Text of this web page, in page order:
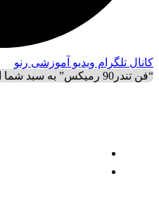
کانال تلگرام ویدیو آموزشی رنو
“فن تندر90 رمیکس” به سبد شما افزوده شد.